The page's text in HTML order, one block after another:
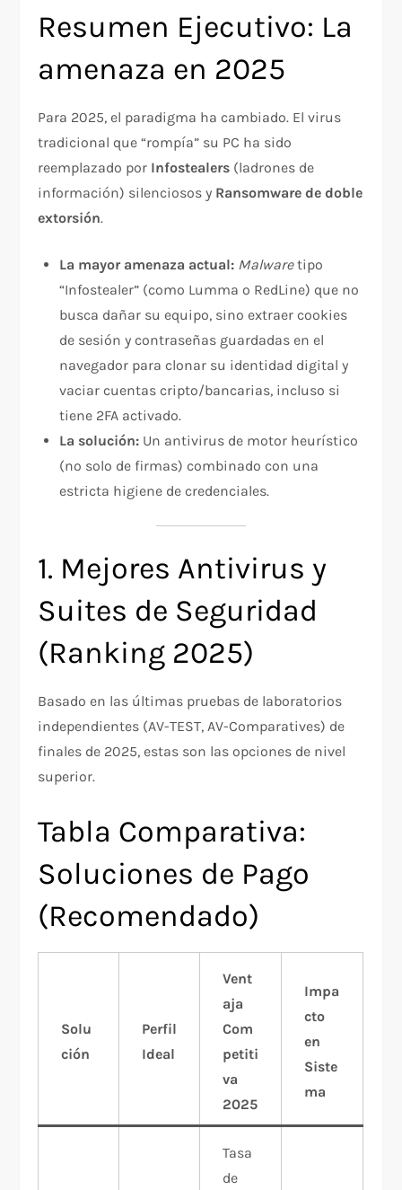
Resumen Ejecutivo: La
amenaza en 2025
Para 2025, el paradigma ha cambiado. El virus
tradicional que “rompía” su PC ha sido
reemplazado por Infostealers (ladrones de
información) silenciosos y Ransomware de doble
extorsión.
La mayor amenaza actual: Malwaretipo
“Infostealer” (como Lumma o RedLine) que no
busca dañar su equipo, sino extraer cookies
de sesión y contraseñas guardadas en el
navegador para clonar su identidad digital y
vaciar cuentas cripto/bancarias, incluso si
tiene 2FA activado.
La solución: Un antivirus de motor heurístico
(no solo de firmas) combinado con una
estricta higiene de credenciales.
1. Mejores Antivirus y
Suites de Seguridad
(Ranking 2025)
Basado en las últimas pruebas de laboratorios
independientes (AV-TEST, AV-Comparatives) de
finales de 2025, estas son las opciones de nivel
superior.
Tabla Comparativa:
Soluciones de Pago
(Recomendado)
Solu
ción
Perfil
Ideal
Vent
aja
Com
petiti
va
2025
Impa
cto
en
Siste
ma
Tasa
de